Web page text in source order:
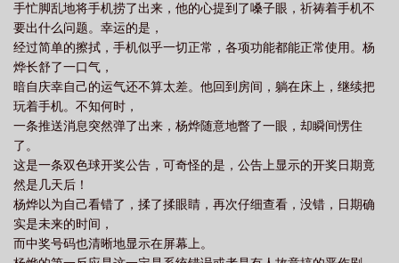
手忙脚乱地将手机捞了出来，他的心提到了嗓子眼，祈祷着手机不
要出什么问题。幸运的是，
经过简单的擦拭，手机似乎一切正常，各项功能都能正常使用。杨
烨长舒了一口气，
暗自庆幸自己的运气还不算太差。他回到房间，躺在床上，继续把
玩着手机。不知何时，
一条推送消息突然弹了出来，杨烨随意地瞥了一眼，却瞬间愣住
了。
这是一条双色球开奖公告，可奇怪的是，公告上显示的开奖日期竟
然是几天后！
杨烨以为自己看错了，揉了揉眼睛，再次仔细查看，没错，日期确
实是未来的时间，
而中奖号码也清晰地显示在屏幕上。